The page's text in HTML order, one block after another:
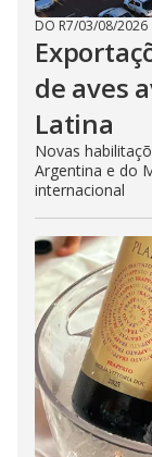
DO R7/03/08/2026
de aves
Latina
Novas
Argentina e do
internacional